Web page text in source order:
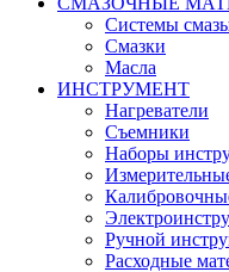
Системы
Смазки
Масла
ИНСТРУМЕНТ
Нагреватели
Съемники
Наборы
Ручной
Расходные